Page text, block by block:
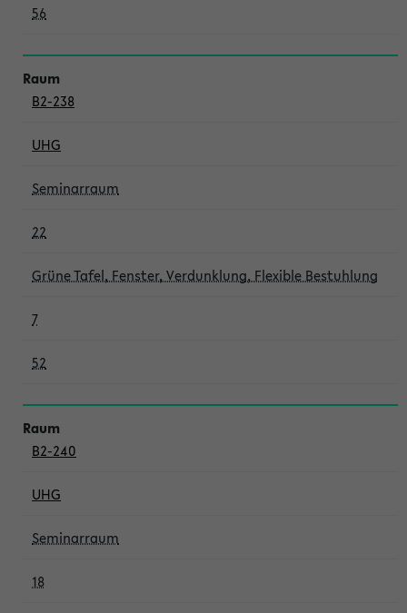
56
B2-238
UHG
Seminarraum
22
Grüne Tafel, Fenster, Verdunklung, Flexible Bestuhlung
7
52
B2-240
UHG
Seminarraum
18